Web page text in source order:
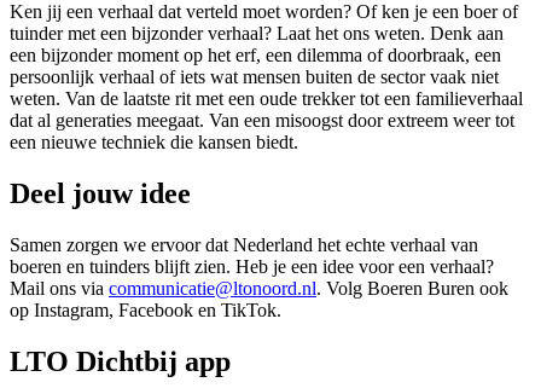
Ken jij een verhaal dat verteld moet worden? Of ken je een boer of
tuinder met een bijzonder verhaal? Laat het ons weten. Denk aan
een bijzonder moment op het erf, een dilemma of doorbraak, een
persoonlijk verhaal of iets wat mensen buiten de sector vaak niet
weten. Van de laatste rit met een oude trekker tot een familieverhaal
dat al generaties meegaat. Van een misoogst door extreem weer tot
een nieuwe techniek die kansen biedt.
Deel jouw idee
Samen zorgen we ervoor dat Nederland het echte verhaal van
boeren en tuinders blijft zien. Heb je een idee voor een verhaal?
Mail ons via communicatie@ltonoord.nl. Volg Boeren Buren ook
op Instagram, Facebook en TikTok.
LTO Dichtbij app